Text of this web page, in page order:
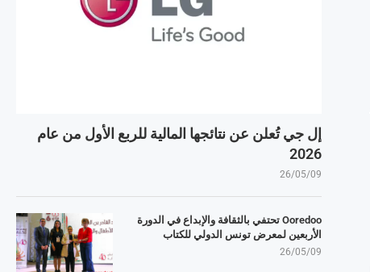
إل جي تُعلن عن نتائجها المالية للربع الأول من عام
2026
26/05/09
Ooredoo تحتفي بالثقافة والإبداع في الدورة
الأربعين لمعرض تونس الدولي للكتاب
26/05/09